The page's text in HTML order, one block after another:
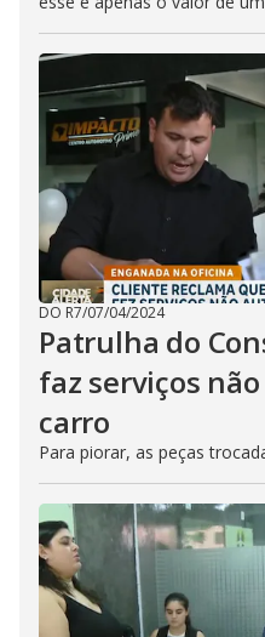
DO R7/07/04/2024
Patrulha do
faz serviços
carro
Para piorar, as peças